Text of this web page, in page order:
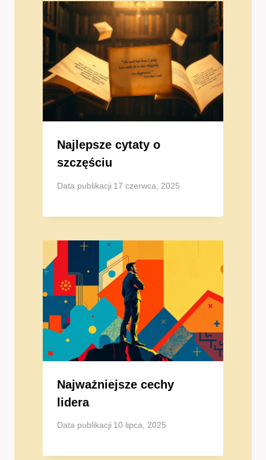
Najlepsze cytaty o
szczęściu
Data publikacji 17 czerwca, 2025
Najważniejsze cechy
lidera
Data publikacji 10 lipca, 2025